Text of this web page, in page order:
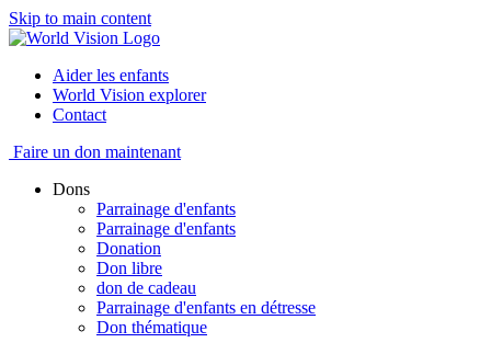
Skip to main content
Aider les enfants
World Vision explorer
Contact
Faire un don maintenant
Dons
Parrainage d'enfants
Parrainage d'enfants
Donation
Don libre
don de cadeau
Parrainage d'enfants en détresse
Don thématique